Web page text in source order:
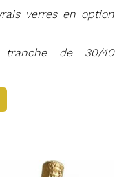
verres en option
de 30/40